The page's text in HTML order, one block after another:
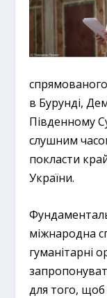
в Бурунді,
Південному
слушним
покласти
України.
міжнародна
гуманітарні
для того,